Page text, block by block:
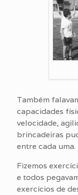
Também
capacidades
velocidade,
brincadeiras
entre cada uma.
Fizemos
e todos
exercícios de